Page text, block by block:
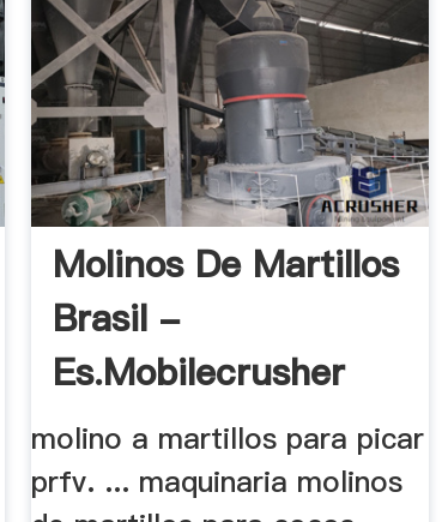
Molinos De Martillos
Brasil -
Es.mobilecrusher
molino a martillos para picar
prfv. ... maquinaria molinos